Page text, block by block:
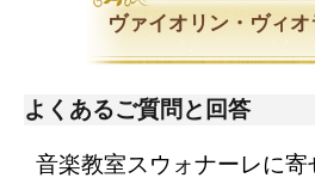
ヴァイオリン・ヴィオ
よくあるご質問と回答
音楽教室スウォナーレに寄